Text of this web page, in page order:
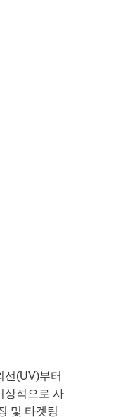
(UV)부터
상적으로 사
및 타겟팅